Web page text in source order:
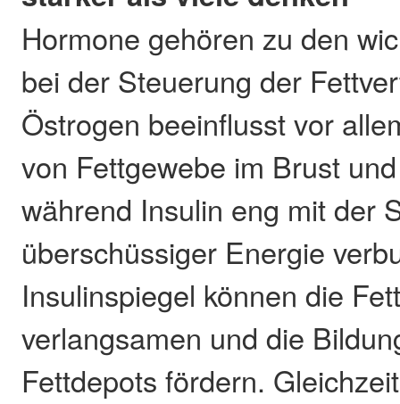
Hormone gehören zu den
bei der Steuerung der
Östrogen beeinflusst vor
von Fettgewebe im Brust
während Insulin eng mit der
überschüssiger Energie
Insulinspiegel können die
verlangsamen und die
Fettdepots fördern.